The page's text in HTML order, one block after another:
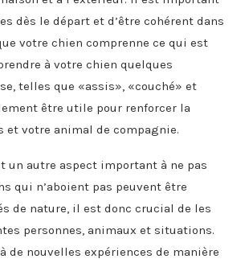
dès le départ et d’être cohérent dans
votre chien comprenne ce qui est
à votre chien quelques
telles que «assis», «couché» et
être utile pour renforcer la
et votre animal de compagnie.
un autre aspect important à ne pas
qui n’aboient pas peuvent être
de nature, il est donc crucial de les
personnes, animaux et situations.
de nouvelles expériences de manière